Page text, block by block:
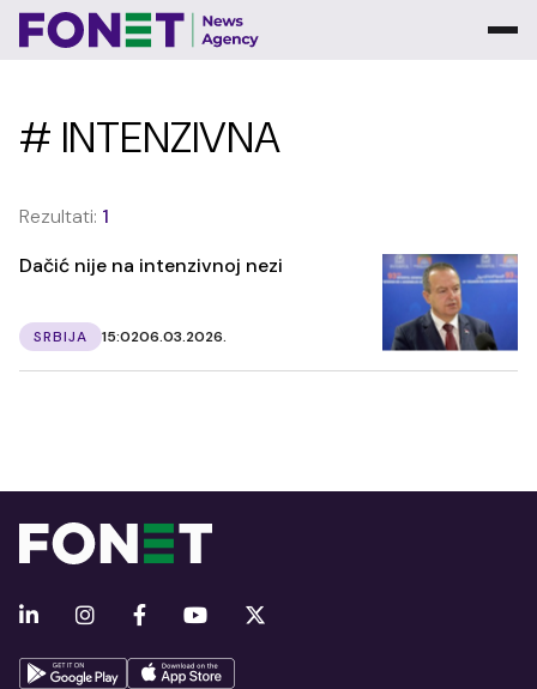
# INTENZIVNA
Rezultati: 1
Dačić nije na intenzivnoj nezi
SRBIJA 15:0206.03.2026.